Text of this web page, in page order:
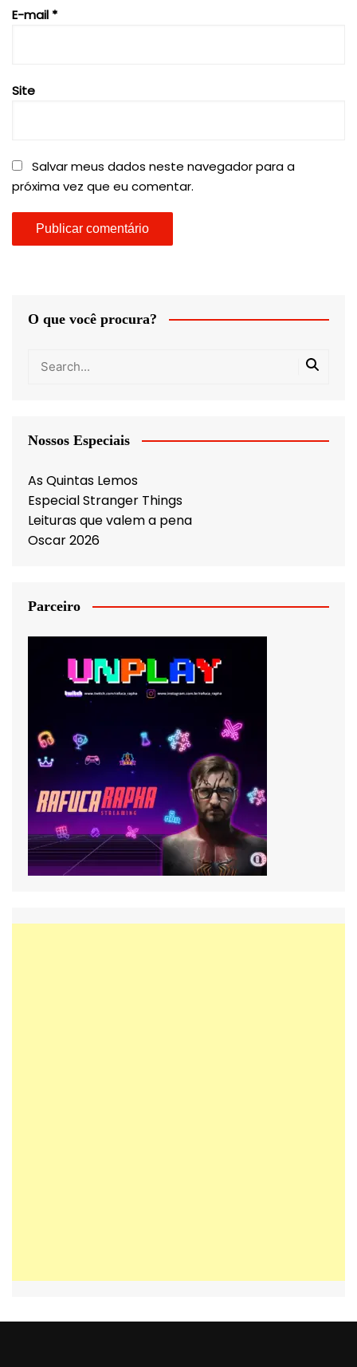
E-mail *
Site
Salvar meus dados neste navegador para a
próxima vez que eu comentar.
O que você procura?
Nossos Especiais
As Quintas Lemos
Especial Stranger Things
Leituras que valem a pena
Oscar 2026
Parceiro